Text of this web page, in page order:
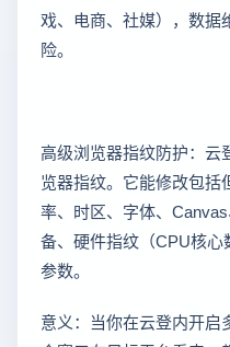
戏、电商、社媒），数据
险。
高级浏览器指纹防护：云
览器指纹。它能修改包括
率、时区、字体、
备、硬件指纹（CPU核心
参数。
意义：当你在云登内开启